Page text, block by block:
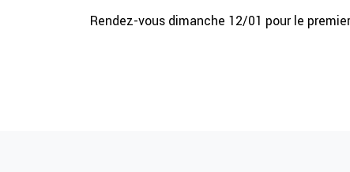
Rendez-vous dimanche 12/01 pour le